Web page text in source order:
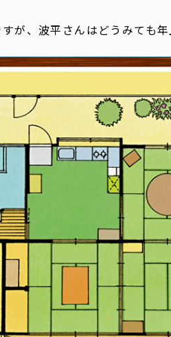
が、波平さんはどうみても年